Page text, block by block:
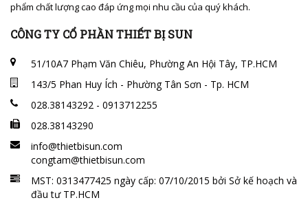
phẩm chất lượng cao đáp ứng mọi nhu cầu của quý khách.
CÔNG TY CỔ PHẦN THIẾT BỊ SUN
51/10A7 Phạm Văn Chiêu, Phường An Hội Tây, TP.HCM
143/5 Phan Huy Ích - Phường Tân Sơn - Tp. HCM
028.38143292 - 0913712255
028.38143290
info@thietbisun.com
congtam@thietbisun.com
MST: 0313477425 ngày cấp: 07/10/2015 bởi Sở kế hoạch và
đầu tư TP.HCM